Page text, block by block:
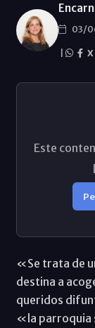
03/
X
Este
«Se trata de
destina a
queridos
«la parroquia